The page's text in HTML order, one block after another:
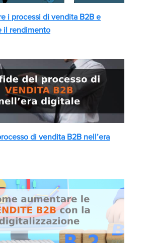
i processi di vendita B2B e
il rendimento
di vendita B2B nell’era